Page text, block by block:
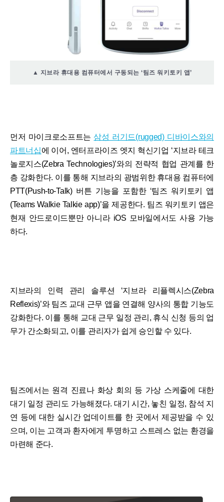
▲ 지브라 휴대용 컴퓨터에서 구동되는 ‘팀즈 워키토키 앱’
먼저 마이크로소프트는삼성 러기드(rugged) 디바이스와의
파트너십에 이어, 엔터프라이즈 엣지 혁신기업 ‘지브라 테크
놀로지스(Zebra Technologies)’와의 전략적 협업 관계를 한
층 강화한다. 이를 통해 지브라의 광범위한 휴대용 컴퓨터에
PTT(Push-to-Talk) 버튼 기능을 포함한 ‘팀즈 워키토키 앱
(Teams Walkie Talkie app)’을 제공한다. 팀즈 워키토키 앱은
현재 안드로이드뿐만 아니라 iOS 모바일에서도 사용 가능
하다.
지브라의 인력 관리 솔루션 ‘지브라 리플렉시스(Zebra
Reflexis)’와 팀즈 교대 근무 앱을 연결해 양사의 통합 기능도
강화한다. 이를 통해 교대 근무 일정 관리, 휴식 신청 등의 업
무가 간소화되고, 이를 관리자가 쉽게 승인할 수 있다.
팀즈에서는 원격 진료나 화상 회의 등 가상 스케줄에 대한
대기 일정 관리도 가능해졌다. 대기 시간, 놓친 일정, 참석 지
연 등에 대한 실시간 업데이트를 한 곳에서 제공받을 수 있
으며, 이는 고객과 환자에게 투명하고 스트레스 없는 환경을
마련해 준다.